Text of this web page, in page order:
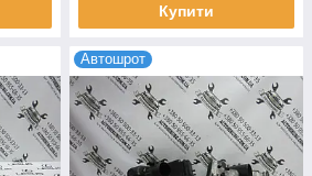
Купити
Автошрот